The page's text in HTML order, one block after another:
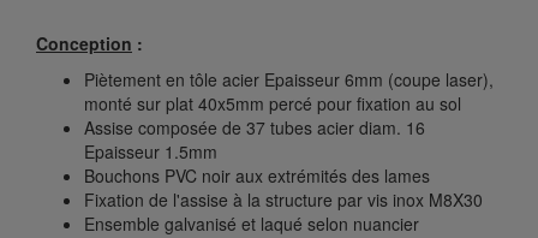
Conception :
Piètement en tôle acier Epaisseur 6mm (coupe laser),
monté sur plat 40x5mm percé pour fixation au sol
Assise composée de 37 tubes acier diam. 16
Epaisseur 1.5mm
Bouchons PVC noir aux extrémités des lames
Fixation de l'assise à la structure par vis inox M8X30
Ensemble galvanisé et laqué selon nuancier